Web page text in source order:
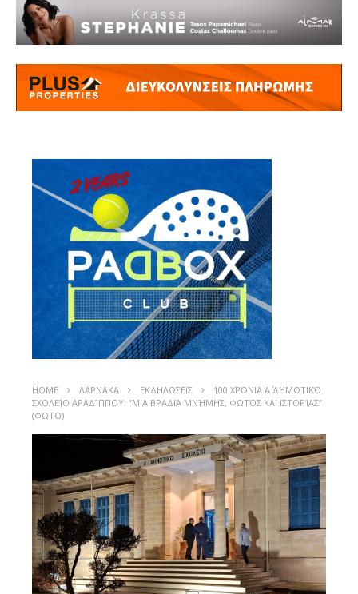
HOME ΛΑΡΝΑΚΑ ΕΚΔΗΛΩΣΕΙΣ
100 ΧΡΌΝΙΑ Α΄ ΔΗΜΟΤΙΚΌ
ΣΧΟΛΕΊΟ ΑΡΑΔΊΠΠΟΥ: “ΜΙΑ ΒΡΑΔΙΆ ΜΝΉΜΗΣ, ΦΩΤΌΣ ΚΑΙ ΙΣΤΟΡΊΑΣ”
(ΦΏΤΟ)